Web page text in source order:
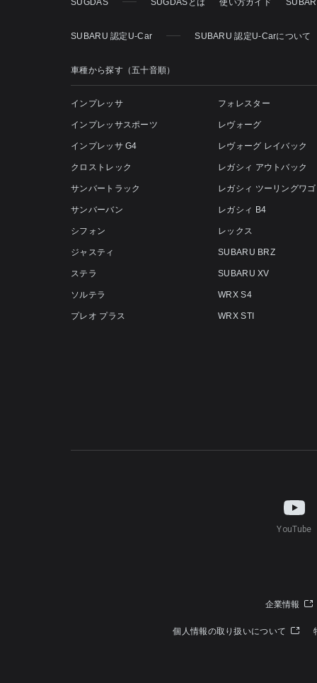
SUGDAS SUGDASとは 使い方ガイド
SUBARU 認定U-Car SUBARU 認定U-Carについて
車種から探す（五十音順）
インプレッサ
インプレッサスポーツ
インプレッサ G4
クロストレック
サンバートラック
サンバーバン
シフォン
ジャスティ
ステラ
ソルテラ
プレオ プラス
フォレスター
レヴォーグ
レヴォーグ レイバック
レガシィ アウトバック
レガシィ ツーリングワ
レガシィ B4
レックス
SUBARU BRZ
SUBARU XV
WRX S4
WRX STI
YouTube
企業情報
個人情報の取り扱いについて